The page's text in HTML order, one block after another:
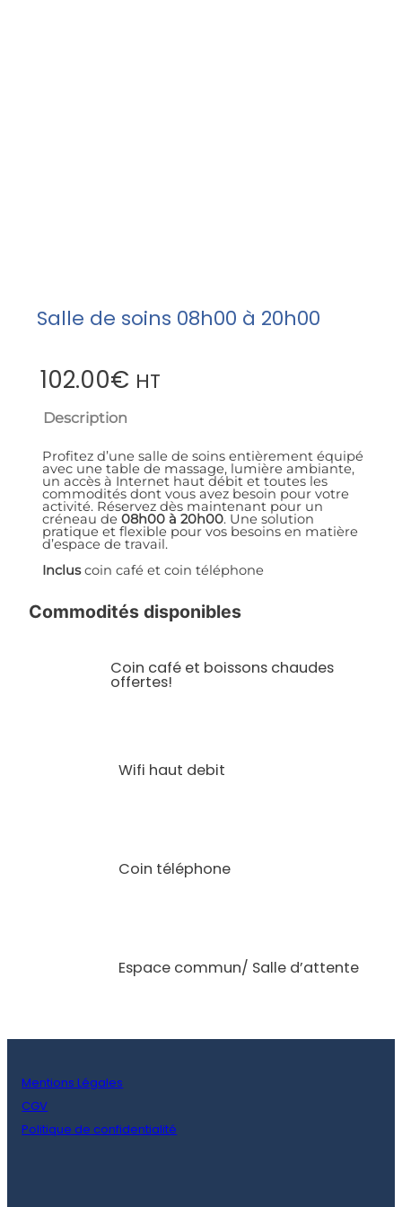
Salle de soins 08h00 à 20h00
102.00€ HT
Description
Profitez d’une salle de soins entièrement équipé
avec une table de massage, lumière ambiante,
un accès à Internet haut débit et toutes les
commodités dont vous avez besoin pour votre
activité. Réservez dès maintenant pour un
créneau de 08h00 à 20h00. Une solution
pratique et flexible pour vos besoins en matière
d’espace de travail.
Incluscoin café et coin téléphone
Commodités disponibles
Coin café et boissons chaudes
offertes!
Wifi haut debit
Coin téléphone
Espace commun/ Salle d’attente
Mentions Légales
CGV
Politique de confidentialité